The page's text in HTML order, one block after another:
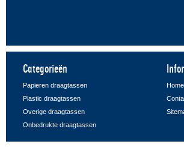
Categorieën
Papieren draagtassen
Plastic draagtassen
Overige draagtassen
Onbedrukte draagtassen
Home